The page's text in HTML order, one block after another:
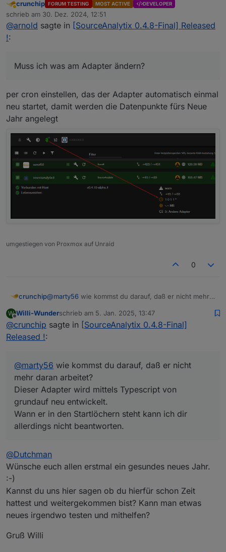
anpassen)
Abwesend
crunchip FORUM TESTING MOST ACTIVE DEVELOPER
schrieb am 30. Dez. 2024, 12:51
zuletzt editiert von
@arnold sagte in [SourceAnalytix 0.4.8-Final] Released
!:
Muss ich was am Adapter ändern?
per cron einstellen, das der Adapter automatisch einmal
neu startet, damit werden die Datenpunkte fürs Neue
Jahr angelegt
umgestiegen von Proxmox auf Unraid
0
crunchip@marty56 wie kommst du darauf, daß er nicht mehr
Dieser Adapter wird mittels Typescript von grundauf
neu entwickelt.
W Willi-Wunderschrieb am 5. Jan. 2025, 13:47
zuletzt editiert von
@crunchip sagte in [SourceAnalytix 0.4.8-Final]
Released !:
@marty56 wie kommst du darauf, daß er nicht
mehr daran arbeitet?
Dieser Adapter wird mittels Typescript von
grundauf neu entwickelt.
Wann er in den Startlöchern steht kann ich dir
allerdings nicht beantworten.
@Dutchman
Wünsche euch allen erstmal ein gesundes neues Jahr.
:-)
Kannst du uns hier sagen ob du hierfür schon Zeit
hattest und weitergekommen bist? Kann man etwas
neues irgendwo testen und mithelfen?
Gruß Willi